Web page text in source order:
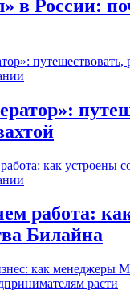
в России:
работа:
Билайна